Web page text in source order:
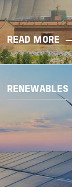
READ MORE
RENEWABLES